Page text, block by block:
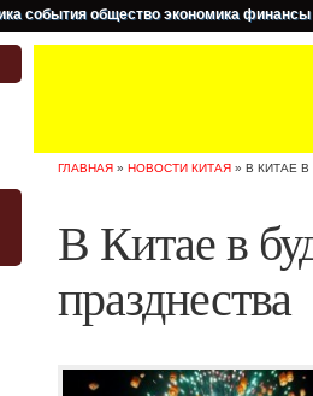
события общество экономика финансы
ГЛАВНАЯ » НОВОСТИ КИТАЯ » В КИТАЕ
В Китае в
празднества